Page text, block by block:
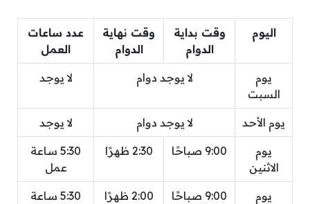
اليوم
وقت بداية
الدوام
وقت نهاية
الدوام
عدد ساعات
العمل
يوم
السبت
لا يوجد دوام لا يوجد
يوم الأحد لا يوجد دوام لا يوجد
يوم
الاثنين
9:00 صباحًا 2:30 ظهرًا
5:30 ساعة
عمل
يوم 9:00 صباحًا 2:00 ظهرًا 5:30 ساعة